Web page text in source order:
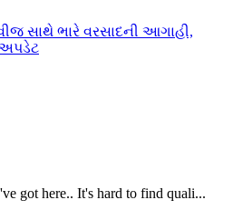
સાથે ભારે વરસાદની આગાહી,
અપડેટ
got here.. It's hard to find quali...